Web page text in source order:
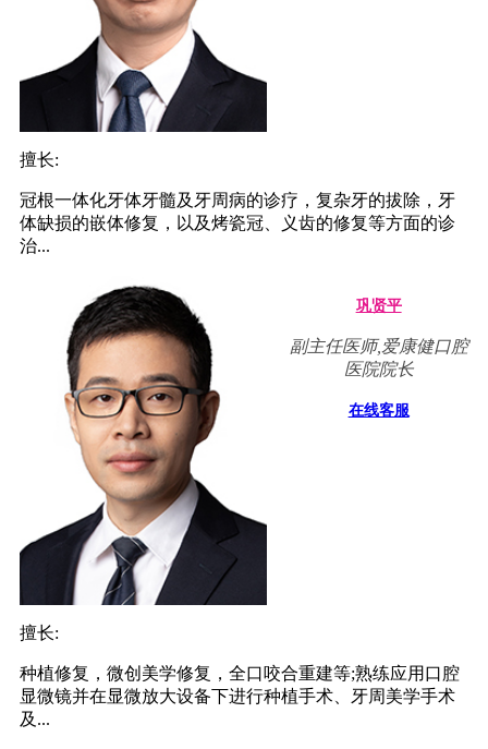
擅长:
冠根一体化牙体牙髓及牙周病的诊疗，复杂牙的拔除，牙
体缺损的嵌体修复，以及烤瓷冠、义齿的修复等方面的诊
治...
巩贤平
副主任医师,爱康健口腔
医院院长
在线客服
擅长:
种植修复，微创美学修复，全口咬合重建等;熟练应用口腔
显微镜并在显微放大设备下进行种植手术、牙周美学手术
及...